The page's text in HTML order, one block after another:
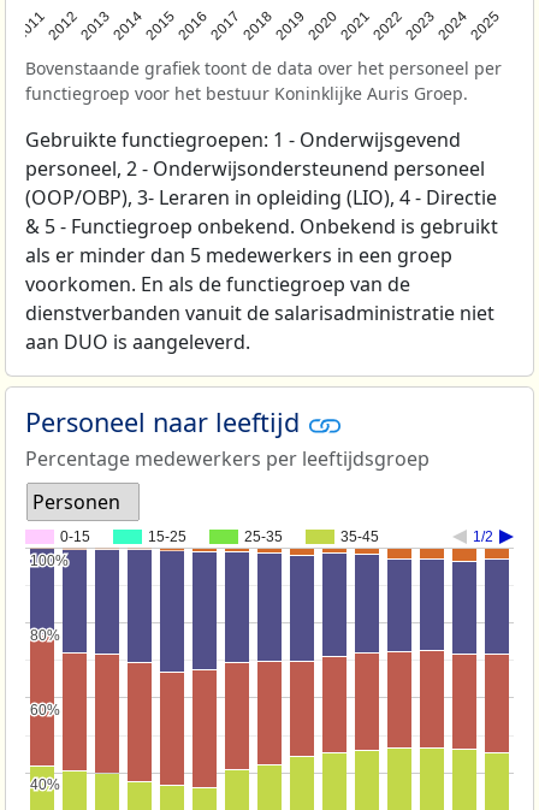
201120122013201420152016201720182019202020212022202320242025
Bovenstaande grafiek toont de data over het personeel per
functiegroep voor het bestuur Koninklijke Auris Groep.
Gebruikte functiegroepen: 1 - Onderwijsgevend
personeel, 2 - Onderwijsondersteunend personeel
(OOP/OBP), 3- Leraren in opleiding (LIO), 4 - Directie
& 5 - Functiegroep onbekend. Onbekend is gebruikt
als er minder dan 5 medewerkers in een groep
voorkomen. En als de functiegroep van de
dienstverbanden vanuit de salarisadministratie niet
aan DUO is aangeleverd.
Personeel naar leeftijd
Percentage medewerkers per leeftijdsgroep
Personen
0-15 15-25 25-35 35-45 1/2
40%
40%
60%
60%
80%
80%
100%
100%